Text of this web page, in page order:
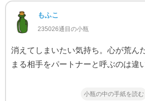
もふこ
235026通目の小瓶
消えてしまいたい気持ち。心が荒ん
まる相手をパートナーと呼ぶのは違
小瓶の中の手紙を読む